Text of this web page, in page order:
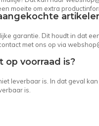
moeite om extra
garantie. Dit houdt in dat
met ons op via
op voorraad is?
leverbaar is. In dat geval
is.